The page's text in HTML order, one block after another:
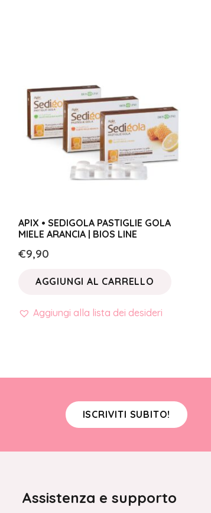
APIX • SEDIGOLA PASTIGLIE GOLA
MIELE ARANCIA | BIOS LINE
€9,90
AGGIUNGI AL CARRELLO
Aggiungi alla lista dei desideri
ISCRIVITI SUBITO!
Assistenza e supporto